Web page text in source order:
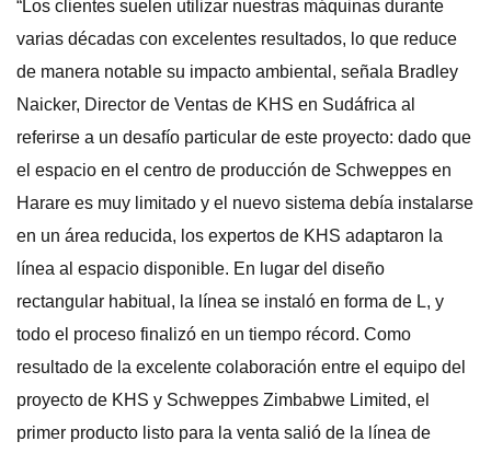
“Los clientes suelen utilizar nuestras máquinas durante
varias décadas con excelentes resultados, lo que reduce
de manera notable su impacto ambiental, señala Bradley
Naicker, Director de Ventas de KHS en Sudáfrica al
referirse a un desafío particular de este proyecto: dado que
el espacio en el centro de producción de Schweppes en
Harare es muy limitado y el nuevo sistema debía instalarse
en un área reducida, los expertos de KHS adaptaron la
línea al espacio disponible. En lugar del diseño
rectangular habitual, la línea se instaló en forma de L, y
todo el proceso finalizó en un tiempo récord. Como
resultado de la excelente colaboración entre el equipo del
proyecto de KHS y Schweppes Zimbabwe Limited, el
primer producto listo para la venta salió de la línea de